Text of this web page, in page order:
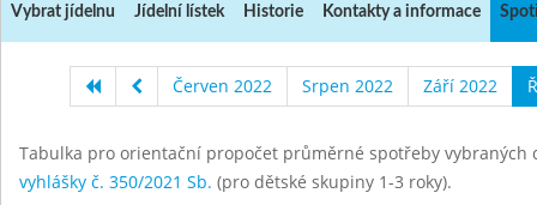
Vybrat jídelnu Jídelní lístek Historie Kontakty a informace
Červen 2022 Srpen 2022 Září 2022
Tabulka pro orientační propočet průměrné spotřeby
vyhlášky č. 350/2021 Sb. (pro dětské skupiny 1-3 roky).